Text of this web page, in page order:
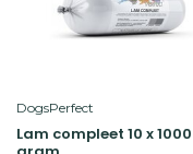
DogsPerfect
Lam compleet 10 x 1000